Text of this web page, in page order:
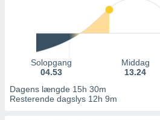
Solopgang
04.53
Middag
13.24
Dagens længde 15h 30m
Resterende dagslys 12h 9m